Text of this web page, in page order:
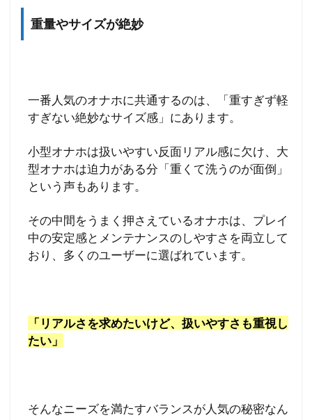
重量やサイズが絶妙
一番人気のオナホに共通するのは、「重すぎず軽
すぎない絶妙なサイズ感」にあります。
小型オナホは扱いやすい反面リアル感に欠け、大
型オナホは迫力がある分「重くて洗うのが面倒」
という声もあります。
その中間をうまく押さえているオナホは、プレイ
中の安定感とメンテナンスのしやすさを両立して
おり、多くのユーザーに選ばれています。
「リアルさを求めたいけど、扱いやすさも重視し
たい」
そんなニーズを満たすバランスが人気の秘密なん